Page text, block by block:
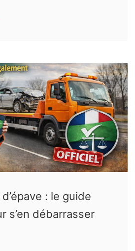
: le guide
s’en débarrasser